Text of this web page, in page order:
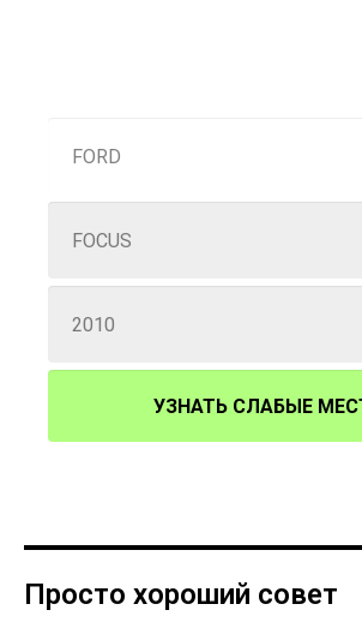
УЗНАТЬ СЛАБЫЕ
Просто хороший совет